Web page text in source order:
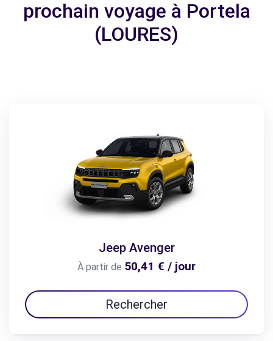
prochain voyage à Portela
(LOURES)
Jeep Avenger
À partir de 50,41 € / jour
Rechercher